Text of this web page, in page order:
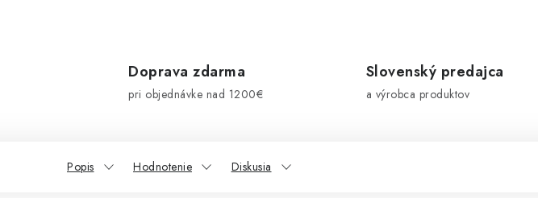
Doprava zdarma
pri objednávke nad 1200€
Slovenský predajca
a výrobca produktov
Popis Hodnotenie Diskusia